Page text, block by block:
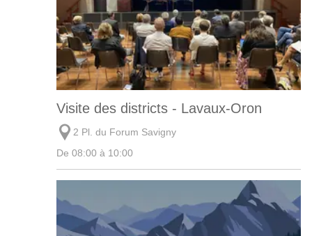
Visite des districts - Lavaux-Oron
2 Pl. du Forum Savigny
De 08:00 à 10:00